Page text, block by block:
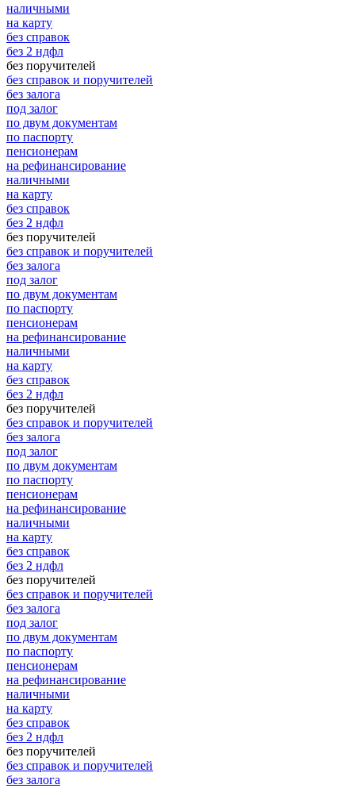
наличными
на карту
без справок
без 2 ндфл
без поручителей
без справок и поручителей
без залога
под залог
по двум документам
по паспорту
пенсионерам
на рефинансирование
наличными
на карту
без справок
без 2 ндфл
без поручителей
без справок и поручителей
без залога
под залог
по двум документам
по паспорту
пенсионерам
на рефинансирование
наличными
на карту
без справок
без 2 ндфл
без поручителей
без справок и поручителей
без залога
под залог
по двум документам
по паспорту
пенсионерам
на рефинансирование
наличными
на карту
без справок
без 2 ндфл
без поручителей
без справок и поручителей
без залога
под залог
по двум документам
по паспорту
пенсионерам
на рефинансирование
наличными
на карту
без справок
без 2 ндфл
без поручителей
без справок и поручителей
без залога